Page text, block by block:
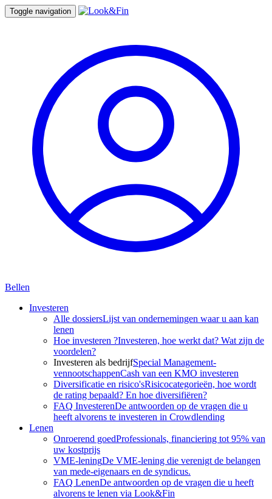
Toggle navigation
Bellen
Investeren
Alle dossiersLijst van ondernemingen waar u aan kan
lenen
Hoe investeren ?Investeren, hoe werkt dat? Wat zijn de
voordelen?
Investeren als bedrijfSpecial Management-
vennootschappenCash van een KMO investeren
Diversificatie en risico'sRisicocategorieën, hoe wordt
de rating bepaald? En hoe diversifiëren?
FAQ InvesterenDe antwoorden op de vragen die u
heeft alvorens te investeren in Crowdlending
Lenen
Onroerend goedProfessionals, financiering tot 95% van
uw kostprijs
VME-leningDe VME-lening die verenigt de belangen
van mede-eigenaars en de syndicus.
FAQ LenenDe antwoorden op de vragen die u heeft
alvorens te lenen via Look&Fin